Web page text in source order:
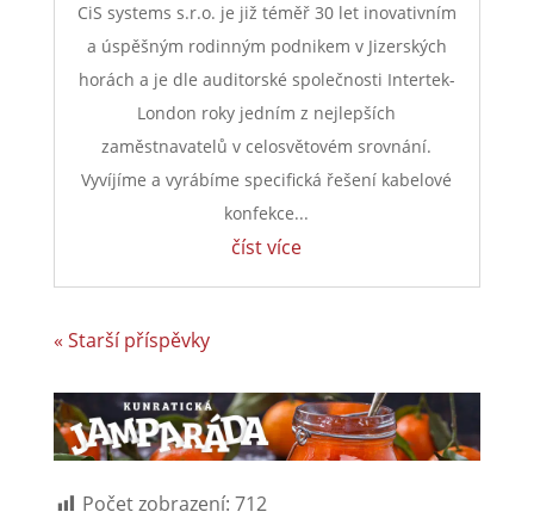
CiS systems s.r.o. je již téměř 30 let inovativním
a úspěšným rodinným podnikem v Jizerských
horách a je dle auditorské společnosti Intertek-
London roky jedním z nejlepších
zaměstnavatelů v celosvětovém srovnání.
Vyvíjíme a vyrábíme specifická řešení kabelové
konfekce...
číst více
« Starší příspěvky
Počet zobrazení: 712